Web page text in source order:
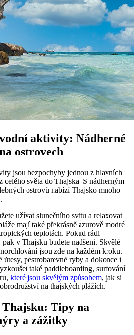
aktivity: Nádherné
ostrovech
jsou bezpochyby jednou z hlavních
celého světa do Thajska. S nádherným
ostrovů nabízí Thajsko mnoho
užívat slunečního svitu a relaxovat
mají také překrásně azurově modré
teplotách. Pokud rádi
v Thajsku budete nadšeni. Skvělé
jsou zde na každém kroku.
pestrobarevné ryby a dokonce i
také paddleboarding, surfování
které jsou skvělým způsobem, jak si
na thajských plážích.
Tipy na
a zážitky